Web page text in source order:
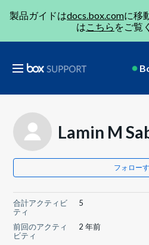
製品ガイドはdocs.box.comに移
はこちら をご覧
Lamin M
フォロー
合計アクティビ
ティ
5
前回のアクティ
ビティ
2 年前